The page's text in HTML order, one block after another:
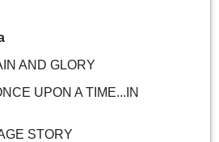
AND GLORY
UPON A TIME...IN
STORY